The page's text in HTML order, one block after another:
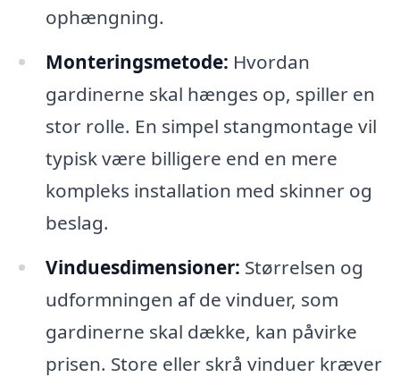
ophængning.
Monteringsmetode: Hvordan
gardinerne skal hænges op, spiller en
stor rolle. En simpel stangmontage vil
typisk være billigere end en mere
kompleks installation med skinner og
beslag.
Vinduesdimensioner: Størrelsen og
udformningen af de vinduer, som
gardinerne skal dække, kan påvirke
prisen. Store eller skrå vinduer kræver